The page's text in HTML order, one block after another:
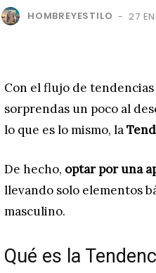
HOMBREYESTILO - 27
Con el flujo de
sorprendas un poco al
lo que es lo mismo, la
De hecho, optar por una
llevando solo elementos
masculino.
Qué es la